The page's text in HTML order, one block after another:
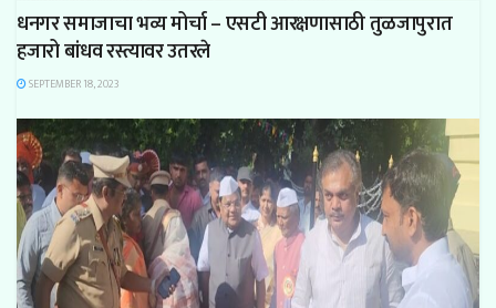
धनगर समाजाचा भव्य मोर्चा – एसटी आरक्षणासाठी तुळजापुरात
हजारो बांधव रस्त्यावर उतरले
SEPTEMBER 18, 2023